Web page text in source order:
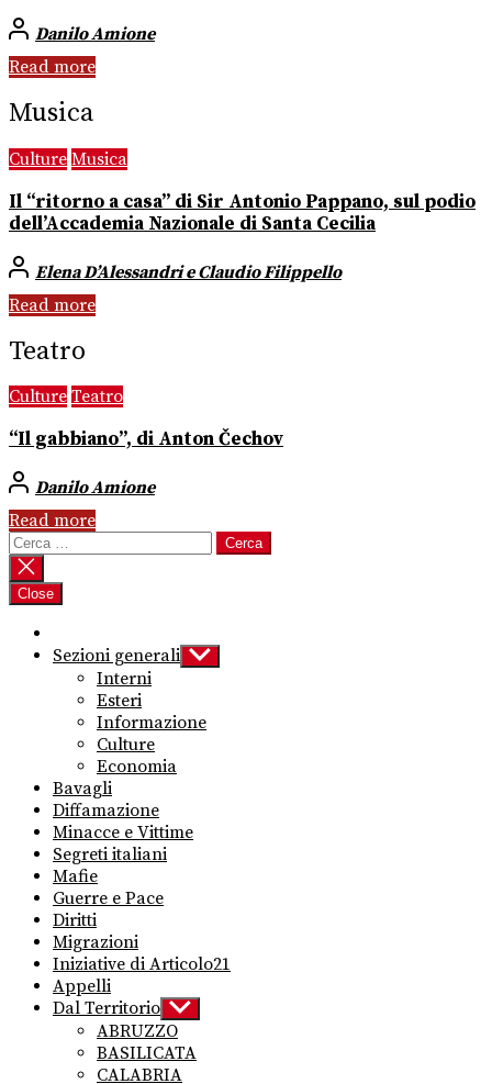
Danilo Amione
Read more
Musica
Culture Musica
Il “ritorno a casa” di Sir Antonio Pappano, sul podio
dell’Accademia Nazionale di Santa Cecilia
Elena D’Alessandri e Claudio Filippello
Read more
Teatro
Culture Teatro
“Il gabbiano”, di Anton Čechov
Danilo Amione
Read more
Ricerca
per:
Close
Sezioni generali Show
sub
Interni
Esteri
Informazione
Culture
Economia
Bavagli
Diffamazione
Minacce e Vittime
Segreti italiani
Mafie
Guerre e Pace
Diritti
Migrazioni
Iniziative di Articolo21
Appelli
Dal Territorio Show
sub
menu
ABRUZZO
BASILICATA
CALABRIA